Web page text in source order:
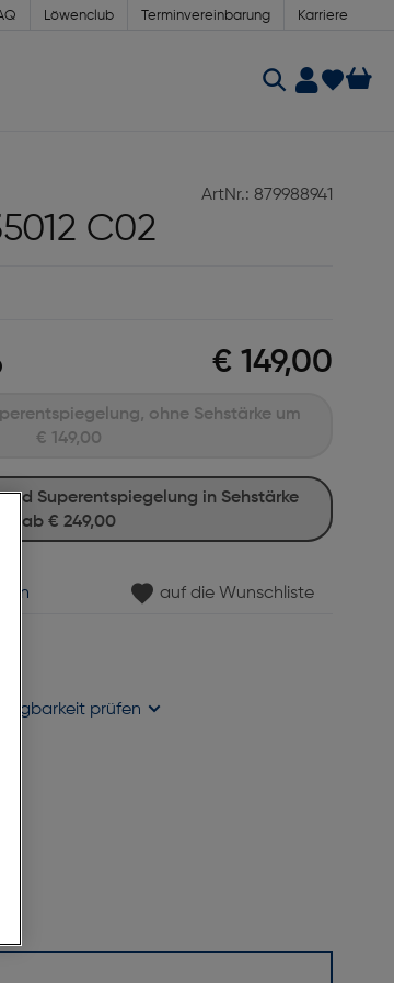
Löwenclub Terminvereinbarung Karriere
ArtNr.: 879988941
C02
€ 149,00
ab€ 249,00
€ 149,00
auf die Wunschliste
prüfen